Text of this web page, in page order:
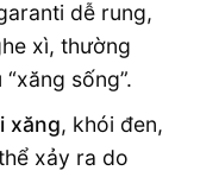
dễ rung,
xì, thường
sống”.
xăng, khói đen,
xảy ra do